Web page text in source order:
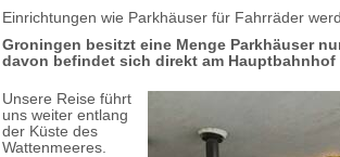
Einrichtungen wie Parkhäuser für Fahrräder
Groningen besitzt eine Menge Parkhäuser
davon befindet sich direkt am Hauptbahnhof
Unsere Reise führt
uns weiter entlang
der Küste des
Wattenmeeres.